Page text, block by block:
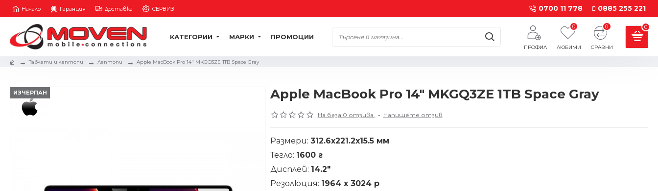
Начало Гаранция Доставка СЕРВИЗ 0700 11 778 0885 255 221
КАТЕГОРИИ МАРКИ ПРОМОЦИИ
ПРОФИЛ ЛЮБИМИ
0
СРАВНИ
0 0
Таблети и лаптопи Лаптопи Apple MacBook Pro 14" MKGQ3ZE 1TB Space Gray
ИЗЧЕРПАН Apple MacBook Pro 14" MKGQ3ZE 1TB Space Gray
На база 0 отзива. - Напишете отзив
Размери: 312.6x221.2x15.5 мм
Тегло: 1600 г
Дисплей: 14.2"
Резолюция: 1964 х 3024p